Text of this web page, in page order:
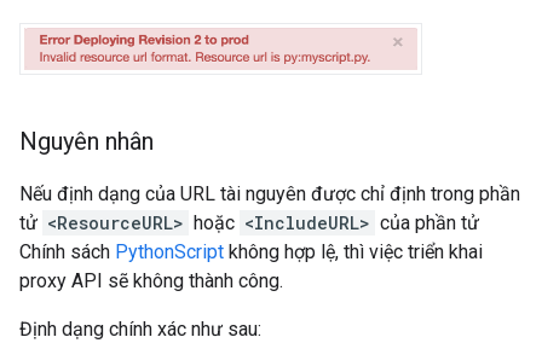
Nguyên nhân
Nếu định dạng của URL tài nguyên được chỉ định trong phần
tử <ResourceURL> hoặc <IncludeURL> của phần tử
Chính sách PythonScript không hợp lệ, thì việc triển khai
proxy API sẽ không thành công.
Định dạng chính xác như sau: